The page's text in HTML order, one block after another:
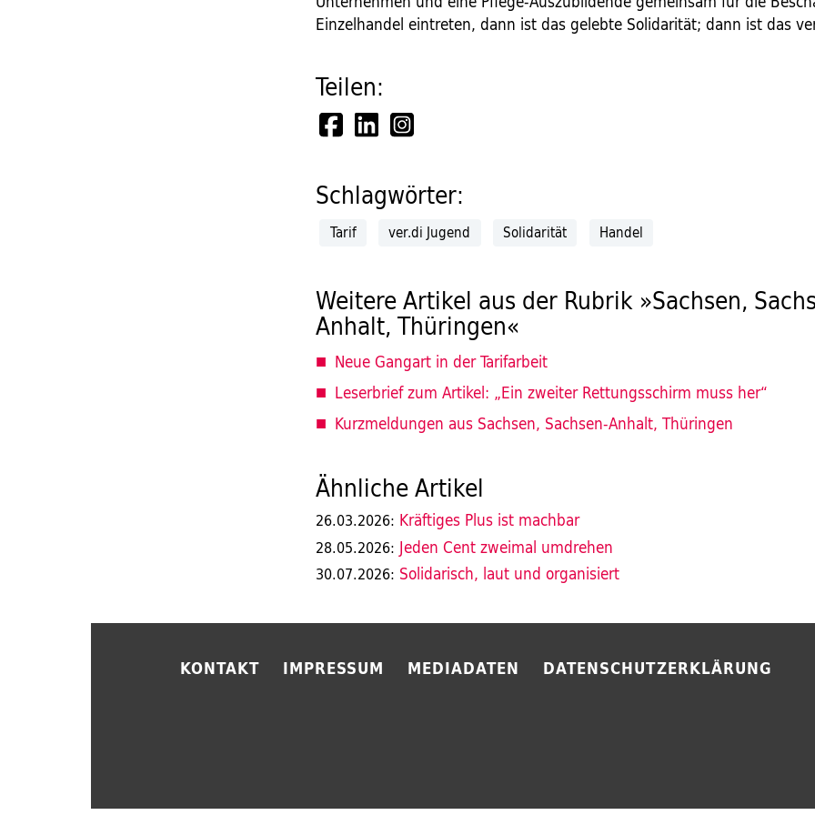
Einzelhandel eintreten, dann ist das gelebte Solidarität; dann ist das
Teilen:
Schlagwörter:
Tarif ver.di Jugend Solidarität Handel
Weitere Artikel aus der Rubrik »Sachsen,
Anhalt, Thüringen«
Neue Gangart in der Tarifarbeit
Leserbrief zum Artikel: „Ein zweiter Rettungsschirm muss her“
Kurzmeldungen aus Sachsen, Sachsen-Anhalt, Thüringen
Ähnliche Artikel
26.03.2026: Kräftiges Plus ist machbar
28.05.2026: Jeden Cent zweimal umdrehen
30.07.2026: Solidarisch, laut und organisiert
KONTAKT IMPRESSUM MEDIADATEN DATENSCHUTZERKLÄRUNG